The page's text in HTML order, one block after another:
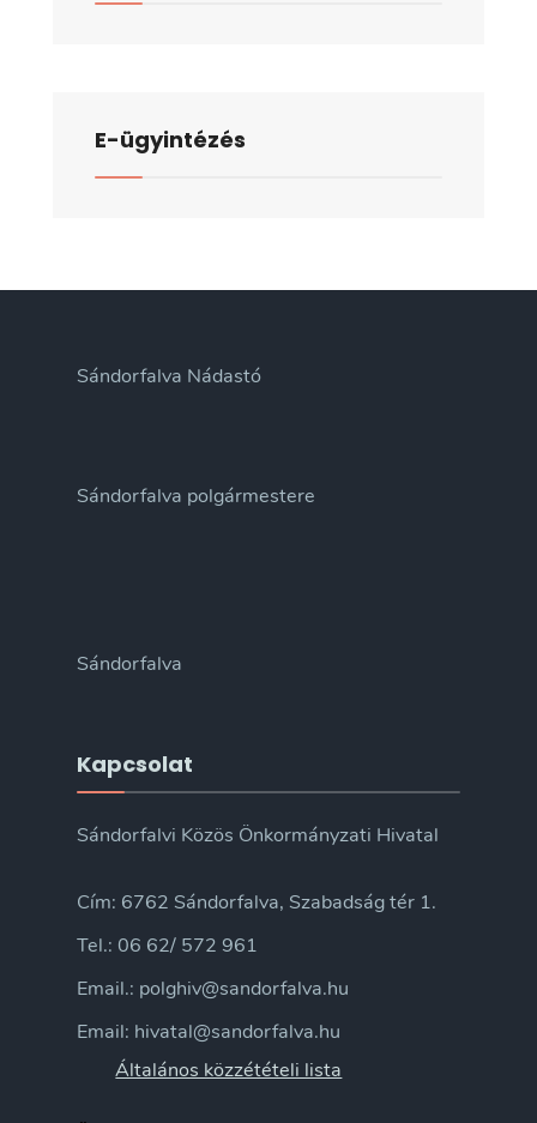
E-ügyintézés
Sándorfalva Nádastó
Sándorfalva polgármestere
Sándorfalva
Kapcsolat
Sándorfalvi Közös Önkormányzati Hivatal
Cím: 6762 Sándorfalva, Szabadság tér 1.
Tel.: 06 62/ 572 961
Email.: polghiv@sandorfalva.hu
Email: hivatal@sandorfalva.hu
Általános közzétételi lista